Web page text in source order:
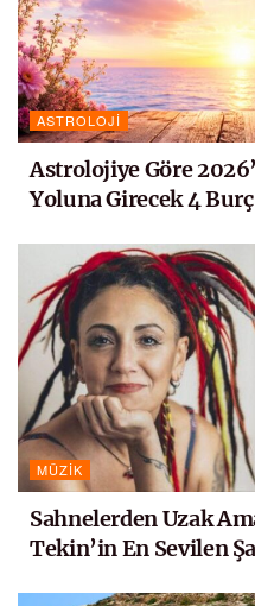
ASTROLOJI
Astrolojiye Göre
Yoluna Girecek 4 Burç
MÜZIK
Sahnelerden Uzak
Tekin’in En Sevilen